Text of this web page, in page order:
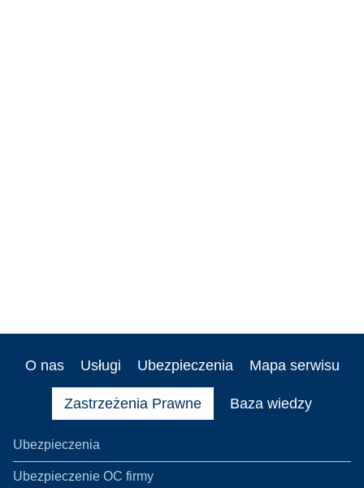
O nas Usługi Ubezpieczenia Mapa serwisu
Zastrzeżenia Prawne Baza wiedzy
Ubezpieczenia
Ubezpieczenie OC firmy